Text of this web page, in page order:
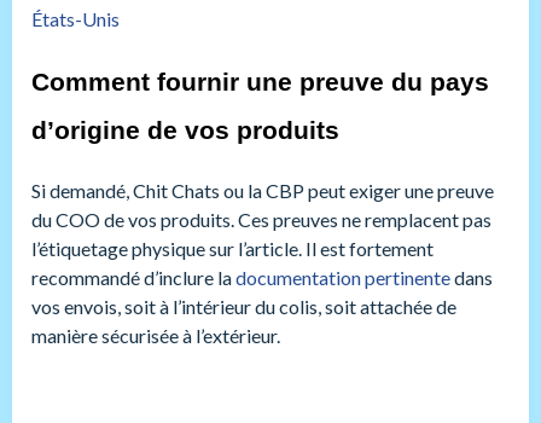
États-Unis
Comment fournir une preuve du pays
d’origine de vos produits
Si demandé, Chit Chats ou la CBP peut exiger une preuve
du COO de vos produits. Ces preuves ne remplacent pas
l’étiquetage physique sur l’article. Il est fortement
recommandé d’inclure ladocumentation pertinentedans
vos envois, soit à l’intérieur du colis, soit attachée de
manière sécurisée à l’extérieur.